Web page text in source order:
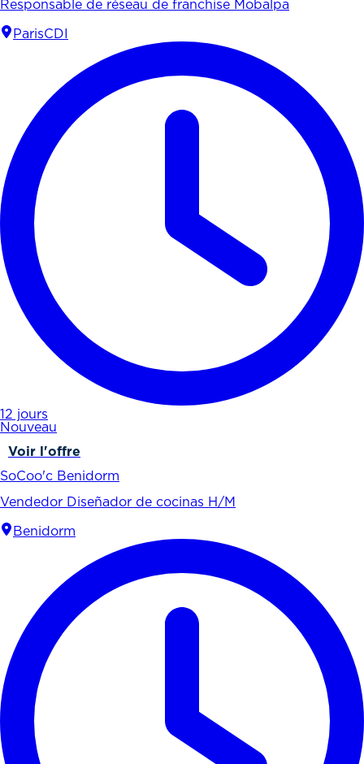
Responsable de réseau de franchise Mobalpa
ParisCDI
12 jours
Nouveau
Voir l'offre
SoCoo'c Benidorm
Vendedor Diseñador de cocinas H/M
Benidorm